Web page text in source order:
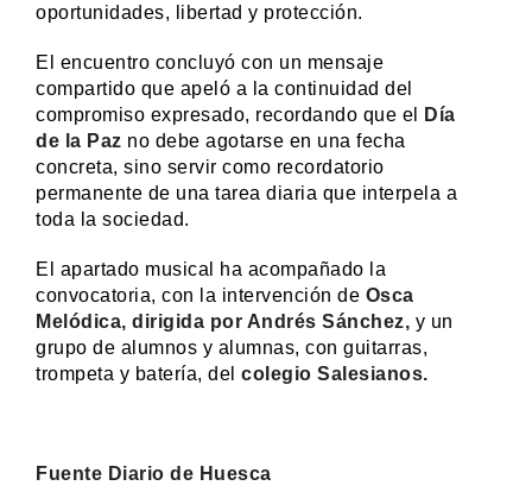
oportunidades, libertad y protección.
El encuentro concluyó con un mensaje
compartido que apeló a la continuidad del
compromiso expresado, recordando que el
Día
de la Paz no debe agotarse en una fecha
concreta, sino servir como recordatorio
permanente de una tarea diaria que interpela a
toda la sociedad.
El apartado musical ha acompañado la
convocatoria, con la intervención de Osca
Melódica, dirigida por Andrés Sánchez, y un
grupo de alumnos y alumnas, con guitarras,
trompeta y batería, del colegio Salesianos.
Fuente Diario de Huesca